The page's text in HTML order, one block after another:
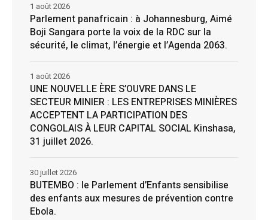
Parlement panafricain : à Johannesburg, Aimé
Boji Sangara porte la voix de la RDC sur la
sécurité, le climat, l’énergie et l’Agenda 2063.
1 août 2026
UNE NOUVELLE ÈRE S’OUVRE DANS LE
SECTEUR MINIER : LES ENTREPRISES MINIÈRES
ACCEPTENT LA PARTICIPATION DES
CONGOLAIS À LEUR CAPITAL SOCIAL Kinshasa,
31 juillet 2026.
1 août 2026
BUTEMBO : le Parlement d’Enfants sensibilise
des enfants aux mesures de prévention contre
Ebola.
30 juillet 2026